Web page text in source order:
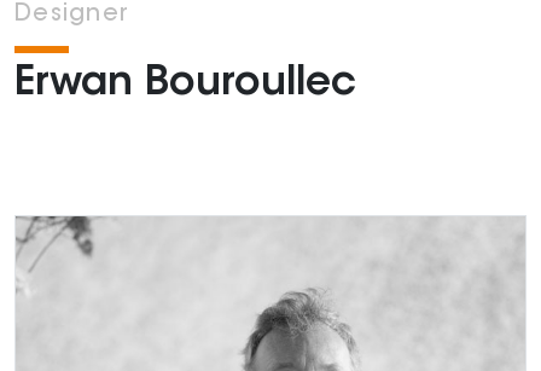
Designer
Erwan Bouroullec